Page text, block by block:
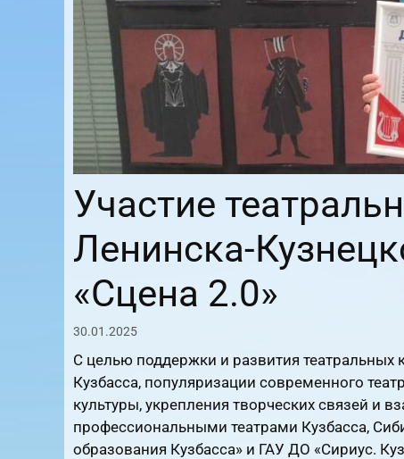
Участие
Ленинска-
«Сцена 2.0»
30.01.2025
С целью поддержки и развития театральных
Кузбасса, популяризации современного
культуры, укрепления творческих связей
профессиональными театрами Кузбасса,
образования Кузбасса» и ГАУ ДО «Сириус.